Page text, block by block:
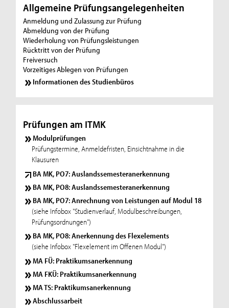
Allgemeine Prüfungsangelegenheiten
Anmeldung und Zulassung zur Prüfung
Abmeldung von der Prüfung
Wiederholung von Prüfungsleistungen
Rücktritt von der Prüfung
Freiversuch
Vorzeitiges Ablegen von Prüfungen
Informationen des Studienbüros
Prüfungen am ITMK
Modulprüfungen
Prüfungstermine, Anmeldefristen, Einsichtnahme in die
Klausuren
BA MK, PO7: Auslandssemesteranerkennung
BA MK, PO8: Auslandssemesteranerkennung
BA MK, PO7: Anrechnung von Leistungen auf Modul 18
(siehe Infobox "Studienverlauf, Modulbeschreibungen,
Prüfungsordnungen")
BA MK, PO8: Anerkennung des Flexelements
(siehe Infobox "Flexelement im Offenen Modul")
MA FÜ: Praktikumsanerkennung
MA FKÜ: Praktikumsanerkennung
MA TS: Praktikumsanerkennung
Abschlussarbeit